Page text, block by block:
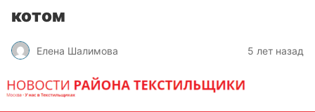
котом
Елена Шалимова 5 лет назад